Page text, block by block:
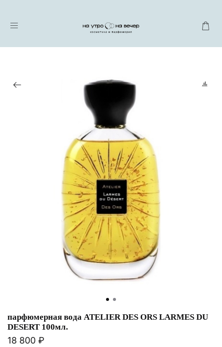
парфюмерная вода ATELIER DES ORS LARMES DU
DESERT 100мл.
18 800 ₽